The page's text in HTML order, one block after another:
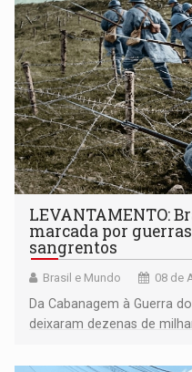
LEVANTAMENTO:
marcada por
sangrentos
Brasil e Mundo 08 de
Da Cabanagem à Guerra
deixaram dezenas de
territoriais e sociais